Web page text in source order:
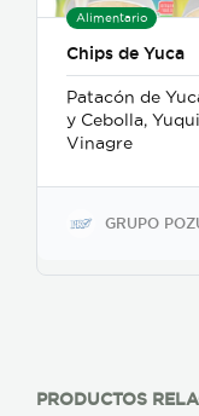
Alimentario
Chips de Yuca
Patacón de
y Cebolla,
Vinagre
GRUPO
PRODUCTOS